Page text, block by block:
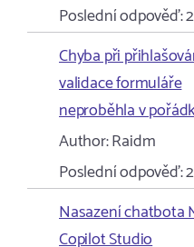
Poslední odpověď:
Chyba při
validace formuláře
neproběhla v
Author:Raidm
Poslední odpověď:
Nasazení chatbota
Copilot Studio